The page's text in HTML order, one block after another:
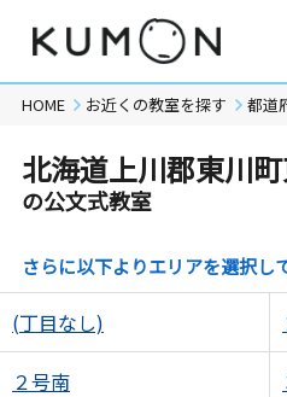
HOME お近くの教室を探す 都道
北海道上川郡東川
の公文式教室
さらに以下よりエリアを選択し
(丁目なし)
２号南